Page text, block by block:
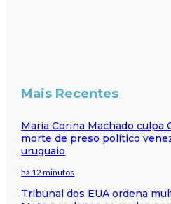
Mais Recentes
María Corina Machado culpa
morte de preso político
uruguaio
há 12 minutos
Tribunal dos EUA ordena